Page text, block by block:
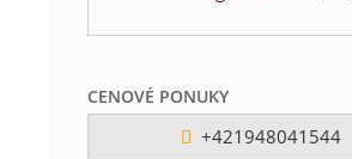
CENOVÉ PONUKY
+421948041544